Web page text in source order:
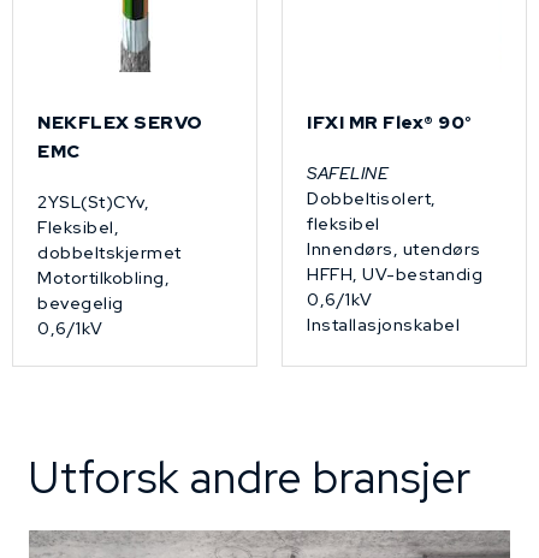
NEKFLEX SERVO
EMC
2YSL(St)CYv,
Fleksibel,
dobbeltskjermet
Motortilkobling,
bevegelig
0,6/1kV
IFXI MR Flex® 90°
SAFELINE
Dobbeltisolert,
fleksibel
Innendørs, utendørs
HFFH, UV-bestandig
0,6/1kV
Installasjonskabel
Utforsk andre bransjer